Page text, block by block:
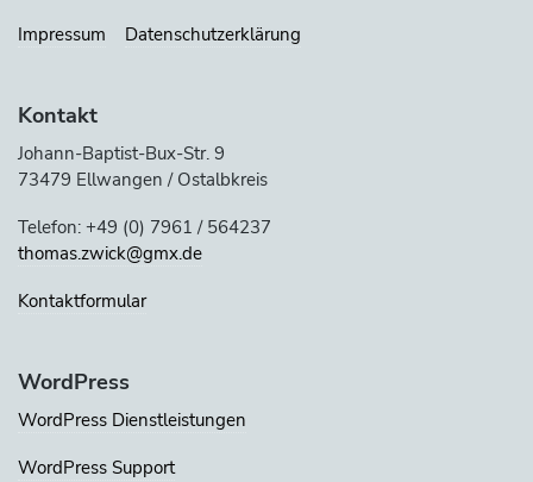
Impressum
Datenschutzerklärung
Kontakt
Johann-Baptist-Bux-Str. 9
73479 Ellwangen / Ostalbkreis
Telefon: +49 (0) 7961 / 564237
thomas.zwick@gmx.de
Kontaktformular
WordPress
WordPress Dienstleistungen
WordPress Support